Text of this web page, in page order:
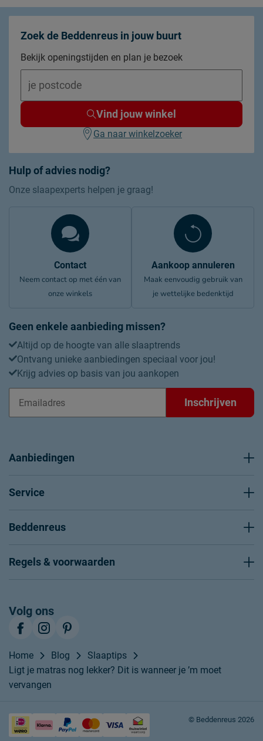
Hulp of advies nodig?
Onze slaapexperts helpen je graag!
Contact
Neem contact op met één van
onze winkels
Aankoop annuleren
Maak eenvoudig gebruik van
je wettelijke bedenktijd
Geen enkele aanbieding missen?
Altijd op de hoogte van alle slaaptrends
Ontvang unieke aanbiedingen speciaal voor jou!
Krijg advies op basis van jou aankopen
Inschrijven
Zoek de Beddenreus in jouw buurt
Bekijk openingstijden en plan je bezoek
Vind jouw winkel
Ga naar winkelzoeker
Aanbiedingen
Service
Beddenreus
Regels & voorwaarden
Volg ons
Home Blog
Slaaptips
Ligt je matras nog lekker? Dit is wanneer je ’m moet
vervangen
© Beddenreus 2026